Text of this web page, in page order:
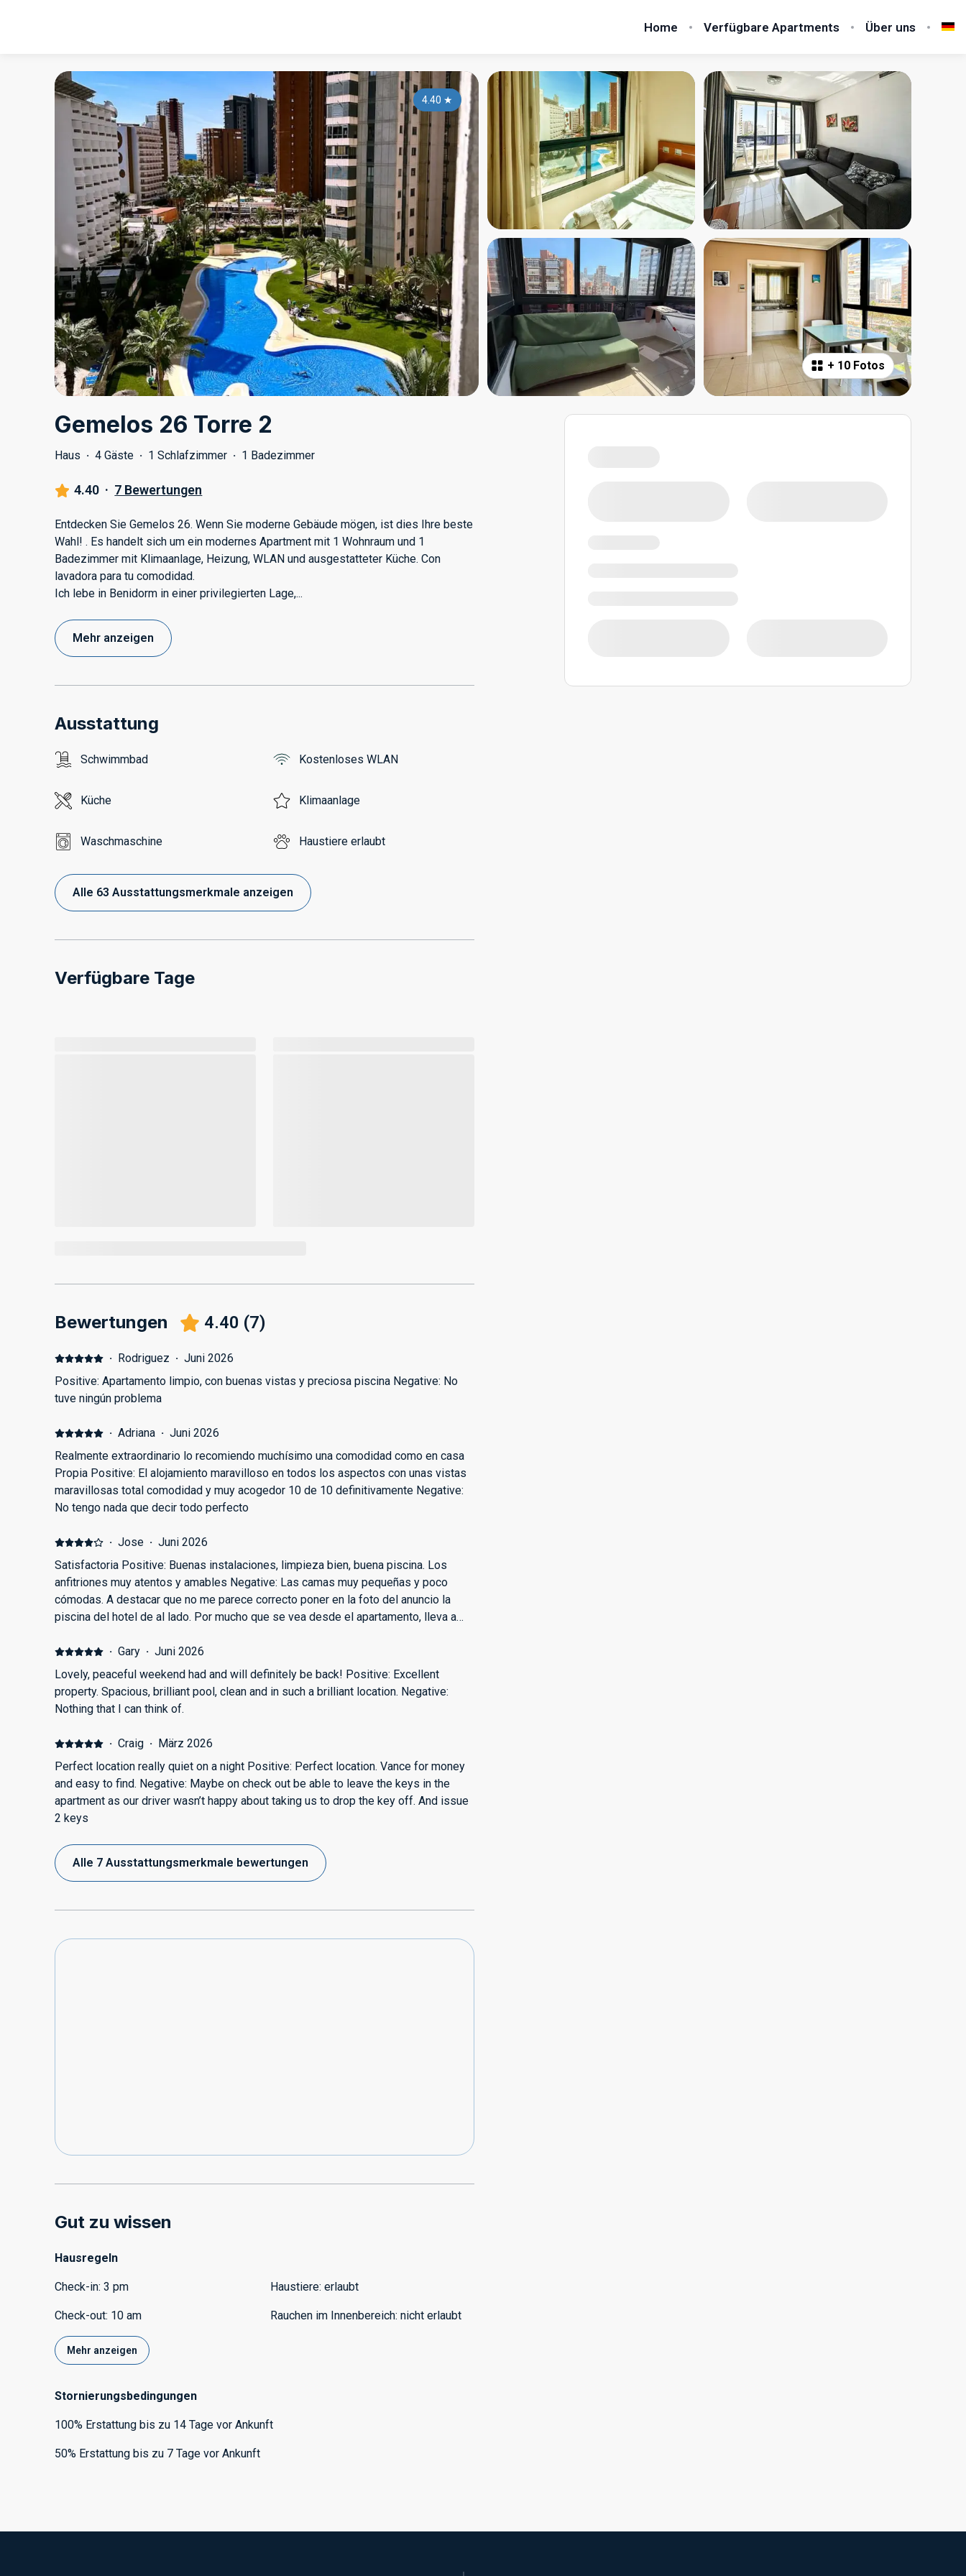
Home Verfügbare Apartments Über uns
+ 10 Fotos
4.40 ★
Gemelos 26 Torre 2
Haus · 4 Gäste · 1 Schlafzimmer · 1 Badezimmer
4.40 · 7 Bewertungen
Entdecken Sie Gemelos 26. Wenn Sie moderne Gebäude mögen, ist dies Ihre beste
Wahl! . Es handelt sich um ein modernes Apartment mit 1 Wohnraum und 1
Badezimmer mit Klimaanlage, Heizung, WLAN und ausgestatteter Küche. Con
lavadora para tu comodidad.
Ich lebe in Benidorm in einer privilegierten Lage,...
Mehr anzeigen
Ausstattung
Schwimmbad Kostenloses WLAN
Küche Klimaanlage
Waschmaschine Haustiere erlaubt
Alle 63 Ausstattungsmerkmale anzeigen
Verfügbare Tage
Bewertungen 4.40 (7)
· Rodriguez · Juni 2026
Positive: Apartamento limpio, con buenas vistas y preciosa piscina Negative: No
tuve ningún problema
· Adriana · Juni 2026
Realmente extraordinario lo recomiendo muchísimo una comodidad como en casa
Propia Positive: El alojamiento maravilloso en todos los aspectos con unas vistas
maravillosas total comodidad y muy acogedor 10 de 10 definitivamente Negative:
No tengo nada que decir todo perfecto
· Jose · Juni 2026
Satisfactoria Positive: Buenas instalaciones, limpieza bien, buena piscina. Los
anfitriones muy atentos y amables Negative: Las camas muy pequeñas y poco
cómodas. A destacar que no me parece correcto poner en la foto del anuncio la
piscina del hotel de al lado. Por mucho que se vea desde el apartamento, lleva a
· Gary · Juni 2026
Lovely, peaceful weekend had and will definitely be back! Positive: Excellent
property. Spacious, brilliant pool, clean and in such a brilliant location. Negative:
Nothing that I can think of.
· Craig ·
März 2026
Perfect location really quiet on a night Positive: Perfect location. Vance for money
and easy to find. Negative: Maybe on check out be able to leave the keys in the
apartment as our driver wasn’t happy about taking us to drop the key off. And issue
2 keys
Alle 7 Ausstattungsmerkmale bewertungen
Gut zu wissen
Hausregeln
Check-in: 3 pm
Check-out: 10 am
Haustiere: erlaubt
Rauchen im Innenbereich: nicht erlaubt
Mehr anzeigen
Stornierungsbedingungen
100% Erstattung bis zu 14 Tage vor Ankunft
50% Erstattung bis zu 7 Tage vor Ankunft